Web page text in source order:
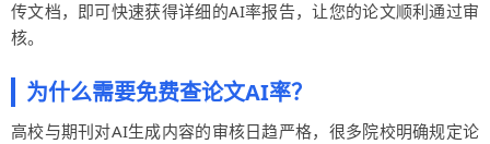
传文档，即可快速获得详细的AI率报告，让您的论文顺利通过审
核。
为什么需要免费查论文AI率？
高校与期刊对AI生成内容的审核日趋严格，很多院校明确规定论